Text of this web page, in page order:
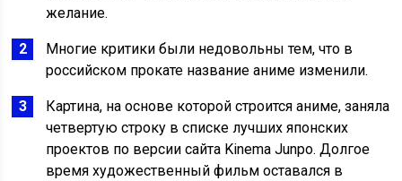
желание.
Многие критики были недовольны тем, что в
российском прокате название аниме изменили.
Картина, на основе которой строится аниме, заняла
четвертую строку в списке лучших японских
проектов по версии сайта Kinema Junpo. Долгое
время художественный фильм оставался в